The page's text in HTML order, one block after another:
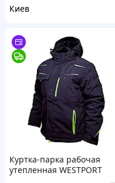
Киев
Куртка-парка рабочая
утепленная WESTPORT